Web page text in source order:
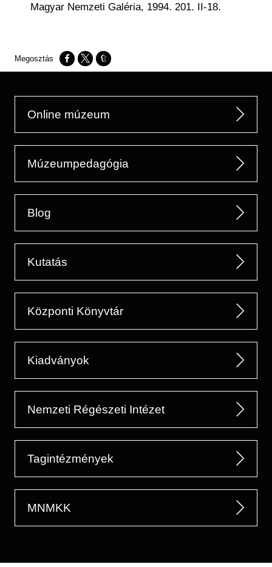
Magyar Nemzeti Galéria, 1994. 201. II-18.
Opens in a new window
Opens in a new window
Opens in a new window
Online múzeum
Múzeumpedagógia
Blog
Kutatás
Központi Könyvtár
Kiadványok
Nemzeti Régészeti Intézet
Tagintézmények
MNMKK